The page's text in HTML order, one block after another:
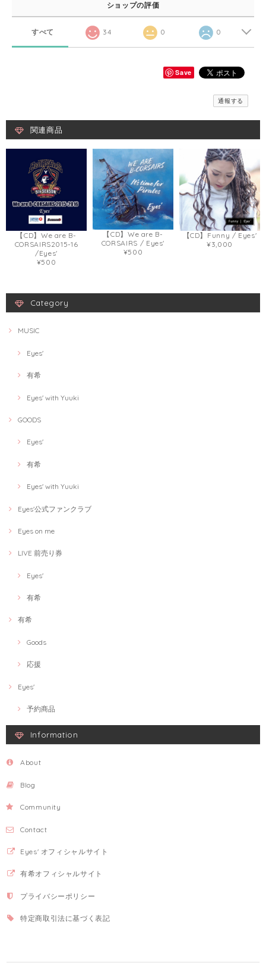
ショップの評価
すべて 34 0 0
Save
通報する
関連商品
【CD】We are B-
CORSAIRS2015-16
/Eyes'
¥500
【CD】We are B-
CORSAIRS / Eyes'
¥500
【CD】Funny / Eyes'
¥3,000
Category
MUSIC
Eyes'
有希
Eyes' with Yuuki
GOODS
Eyes'
有希
Eyes' with Yuuki
Eyes'公式ファンクラブ
Eyes on me
LIVE 前売り券
Eyes'
有希
有希
Goods
応援
Eyes'
予約商品
Information
About
Blog
Community
Contact
Eyes' オフィシャルサイト
有希オフィシャルサイト
プライバシーポリシー
特定商取引法に基づく表記